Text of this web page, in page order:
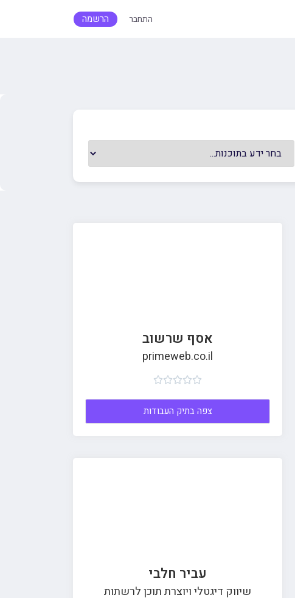
התחבר הרשמה
אסף שרשוב
primeweb.co.il





צפה בתיק העבודות
עביר חלבי
שיווק דיגטלי ויוצרת תוכן לרשתות